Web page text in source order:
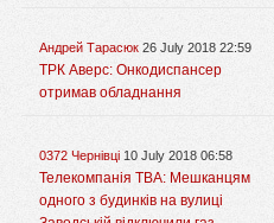
Андрей Тарасюк 26 July 2018 22:59
ТРК Аверс: Онкодиспансер
отримав обладнання
0372 Чернівці 10 July 2018 06:58
Телекомпанія ТВА: Мешканцям
одного з будинків на вулиці